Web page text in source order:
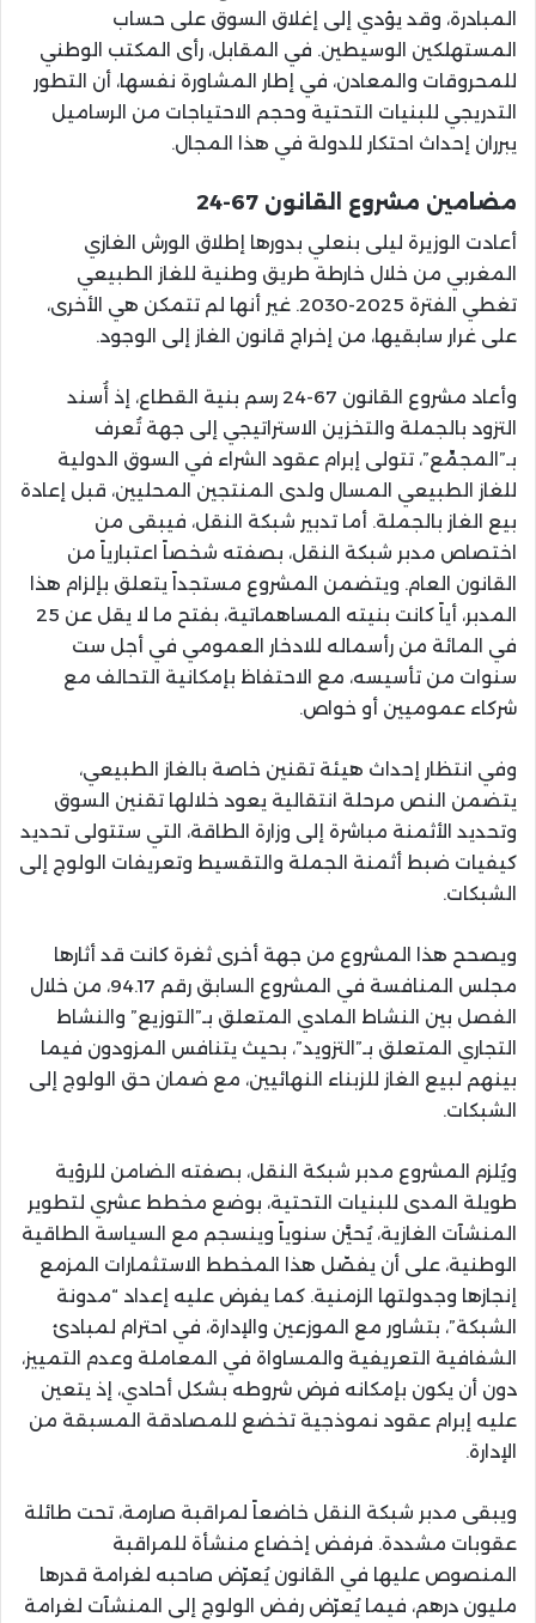
المبادرة، وقد يؤدي إلى إغلاق السوق على حساب
المستهلكين الوسيطين. في المقابل، رأى المكتب الوطني
للمحروقات والمعادن، في إطار المشاورة نفسها، أن التطور
التدريجي للبنيات التحتية وحجم الاحتياجات من الرساميل
يبرران إحداث احتكار للدولة في هذا المجال.
مضامين مشروع القانون 67-24
أعادت الوزيرة ليلى بنعلي بدورها إطلاق الورش الغازي
المغربي من خلال خارطة طريق وطنية للغاز الطبيعي
تغطي الفترة 2025-2030. غير أنها لم تتمكن هي الأخرى،
على غرار سابقيها، من إخراج قانون الغاز إلى الوجود.
وأعاد مشروع القانون 67-24 رسم بنية القطاع، إذ أُسند
التزود بالجملة والتخزين الاستراتيجي إلى جهة تُعرف
بـ”المجمِّع”، تتولى إبرام عقود الشراء في السوق الدولية
للغاز الطبيعي المسال ولدى المنتجين المحليين، قبل إعادة
بيع الغاز بالجملة. أما تدبير شبكة النقل، فيبقى من
اختصاص مدبر شبكة النقل، بصفته شخصاً اعتبارياً من
القانون العام. ويتضمن المشروع مستجداً يتعلق بإلزام هذا
المدبر، أياً كانت بنيته المساهماتية، بفتح ما لا يقل عن 25
في المائة من رأسماله للادخار العمومي في أجل ست
سنوات من تأسيسه، مع الاحتفاظ بإمكانية التحالف مع
شركاء عموميين أو خواص.
وفي انتظار إحداث هيئة تقنين خاصة بالغاز الطبيعي،
يتضمن النص مرحلة انتقالية يعود خلالها تقنين السوق
وتحديد الأثمنة مباشرة إلى وزارة الطاقة، التي ستتولى تحديد
كيفيات ضبط أثمنة الجملة والتقسيط وتعريفات الولوج إلى
الشبكات.
ويصحح هذا المشروع من جهة أخرى ثغرة كانت قد أثارها
مجلس المنافسة في المشروع السابق رقم 94.17، من خلال
الفصل بين النشاط المادي المتعلق بـ”التوزيع” والنشاط
التجاري المتعلق بـ”التزويد”، بحيث يتنافس المزودون فيما
بينهم لبيع الغاز للزبناء النهائيين، مع ضمان حق الولوج إلى
الشبكات.
ويُلزم المشروع مدبر شبكة النقل، بصفته الضامن للرؤية
طويلة المدى للبنيات التحتية، بوضع مخطط عشري لتطوير
المنشآت الغازية، يُحيَّن سنوياً وينسجم مع السياسة الطاقية
الوطنية، على أن يفصّل هذا المخطط الاستثمارات المزمع
إنجازها وجدولتها الزمنية. كما يفرض عليه إعداد “مدونة
الشبكة”، بتشاور مع الموزعين والإدارة، في احترام لمبادئ
الشفافية التعريفية والمساواة في المعاملة وعدم التمييز،
دون أن يكون بإمكانه فرض شروطه بشكل أحادي، إذ يتعين
عليه إبرام عقود نموذجية تخضع للمصادقة المسبقة من
الإدارة.
ويبقى مدبر شبكة النقل خاضعاً لمراقبة صارمة، تحت طائلة
عقوبات مشددة. فرفض إخضاع منشأة للمراقبة
المنصوص عليها في القانون يُعرّض صاحبه لغرامة قدرها
مليون درهم، فيما يُعرّض رفض الولوج إلى المنشآت لغرامة